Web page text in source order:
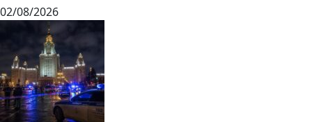
02/08/2026